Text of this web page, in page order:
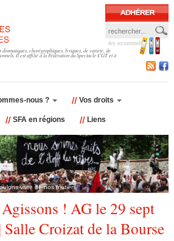
F
r
u
l
a
i
les essentiels
dramatiques, chorégraphiques, lyriques, de variété, de
Il est affilié à la Fédération du Spectacle CGT et à
nous ? Vos droits
SFA en régions Liens
vivre de nos métiers
! AG le 29 sept
Croizat de la Bourse